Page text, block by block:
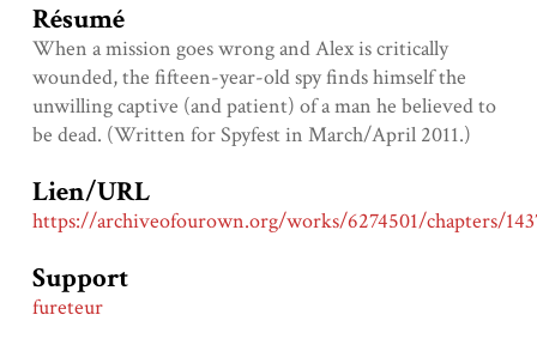
Résumé
When a mission goes wrong and Alex is critically
wounded, the fifteen-year-old spy finds himself the
unwilling captive (and patient) of a man he believed to
be dead. (Written for Spyfest in March/April 2011.)
Lien/URL
https://archiveofourown.org/works/6274501/chapters/
Support
fureteur